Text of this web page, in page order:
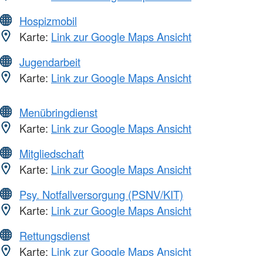
Hospizmobil
Karte: Link zur Google Maps Ansicht
Jugendarbeit
Karte: Link zur Google Maps Ansicht
Menübringdienst
Karte: Link zur Google Maps Ansicht
Mitgliedschaft
Karte: Link zur Google Maps Ansicht
Psy. Notfallversorgung (PSNV/KIT)
Karte: Link zur Google Maps Ansicht
Rettungsdienst
Karte: Link zur Google Maps Ansicht